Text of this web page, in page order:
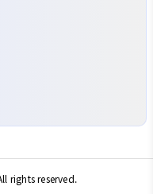
rights reserved.